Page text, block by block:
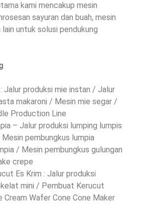
kami mencakup mesin
sayuran dan buah, mesin
untuk solusi pendukung
Jalur produksi mie instan / Jalur
makaroni / Mesin mie segar /
Production Line
– Jalur produksi lumping lumpis
pembungkus lumpia
/ Mesin pembungkus gulungan
crepe
Es Krim : Jalur produksi
mini / Pembuat Kerucut
Wafer Cone Cone Maker